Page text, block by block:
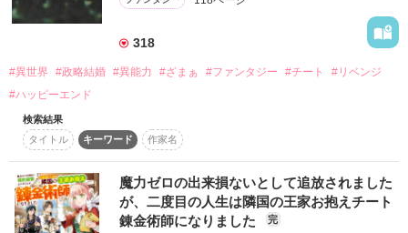
今まで使えなかった光の魔力で両親を救ったら、王子の溺愛っ
しかし、彼への想いなどとっくの昔に捨てました。
王子の愛は不要です。
十回目の人生、ひとりで華麗に生きてみせましょう。
20/06/20　start
まさかの悪役令嬢になっていました。
『医療機器・医薬品召喚』と『透視』。
「こっちでもナースになれと……？」
病棟みたいに忙しすぎるのはもう嫌。
もうすこしゆるゆる過ごしたい。
318
#異世界 #政略結婚 #異能力 #ざまぁ #ファンタジー #チート
#リベンジ
#ハッピーエンド
検索結果
タイトル
キーワード 作家名
魔力ゼロの出来損ないとして追放されました
が、二度目の人生は隣国の王家お抱えチート
錬金術師になりました
完